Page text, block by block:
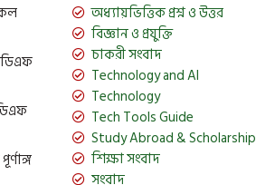
অধ্যায়ভিত্তিক প্রশ্ন ও উত্তর
বিজ্ঞান ও প্রযুক্তি
চাকরী সংবাদ
Technology and AI
Technology
Tech Tools Guide
Study Abroad & Scholarship
শিক্ষা সংবাদ
সংবাদ